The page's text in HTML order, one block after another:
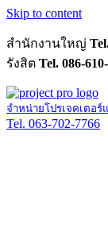
Skip to content
สำนักงานใหญ่
รังสิต Tel. 086-
จำหน่ายโปรเจคเตอ
Tel. 063-702-7766